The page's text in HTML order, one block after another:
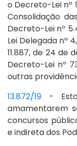
o Decreto-Lei nº
Consolidação
Decreto-Lei nº
Lei Delegada nº
11.887, de 24 de
Decreto-Lei nº
outras
13.872/19 -
amamentarem
concursos
e indireta dos